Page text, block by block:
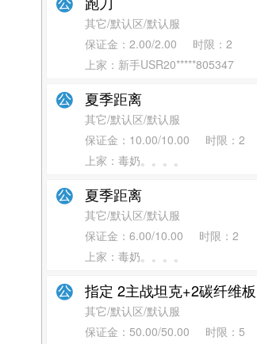
其它/默认区/默认服
保证金：2.00/2.00 时限：2
上家：新手USR20*****805347
夏季距离
其它/默认区/默认服
保证金： 10.00/10.00 时限：2
上家：毒奶。。。。
夏季距离
其它/默认区/默认服
保证金：6.00/10.00 时限：2
上家：毒奶。。。。
指定 2主战坦克+2碳纤维
其它/默认区/默认服
保证金：50.00/50.00 时限：5